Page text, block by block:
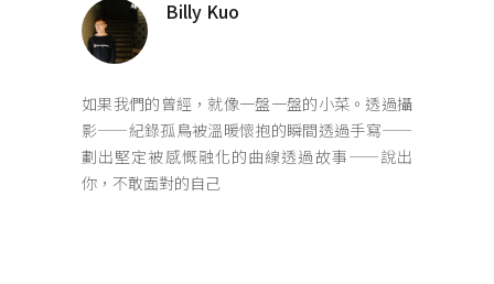
Billy Kuo
如果我們的曾經，就像一盤一盤的小菜。透過攝
影——紀錄孤鳥被溫暖懷抱的瞬間透過手寫——
劃出堅定被感慨融化的曲線透過故事——說出
你，不敢面對的自己